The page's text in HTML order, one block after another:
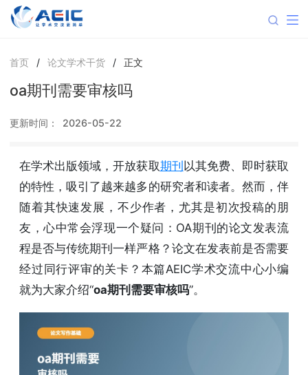
首页 / 论文学术干货 / 正文
oa期刊需要审核吗
更新时间： 2026-05-22
在学术出版领域，开放获取期刊以其免费、即时获取
的特性，吸引了越来越多的研究者和读者。然而，伴
随着其快速发展，不少作者，尤其是初次投稿的朋
友，心中常会浮现一个疑问：OA期刊的论文发表流
程是否与传统期刊一样严格？论文在发表前是否需要
经过同行评审的关卡？本篇AEIC学术交流中心小编
就为大家介绍“oa期刊需要审核吗”。